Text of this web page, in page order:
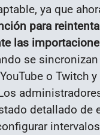
ya que
para
las
se
o Twitch
detallado de